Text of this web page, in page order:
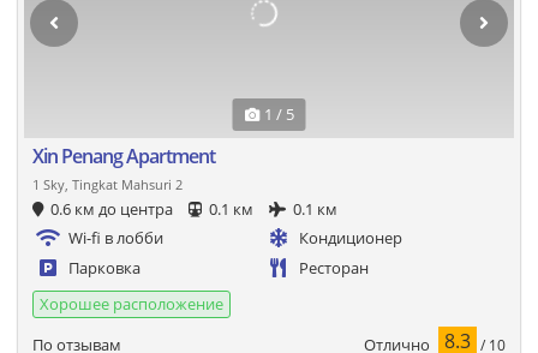
1 / 5
Xin Penang Apartment
1 Sky, Tingkat Mahsuri 2
0.6 км до центра 0.1 км
0.1 км
Wi-fi в лобби
Кондиционер
Парковка
Ресторан
Хорошее расположение
По отзывам
Отлично 8.3 / 10